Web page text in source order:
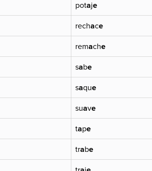
potaje
rechace
remache
sabe
saque
suave
tape
trabe